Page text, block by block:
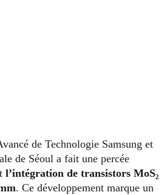
de Technologie Samsung et
de Séoul a fait une percée
l’intégration de transistors MoS₂
. Ce développement marque un